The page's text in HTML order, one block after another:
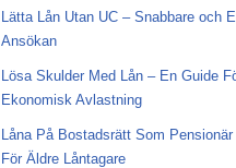
Lätta Lån Utan UC – Snabbare och
Ansökan
Lösa Skulder Med Lån – En Guide
Ekonomisk Avlastning
Låna På Bostadsrätt Som
För Äldre Låntagare